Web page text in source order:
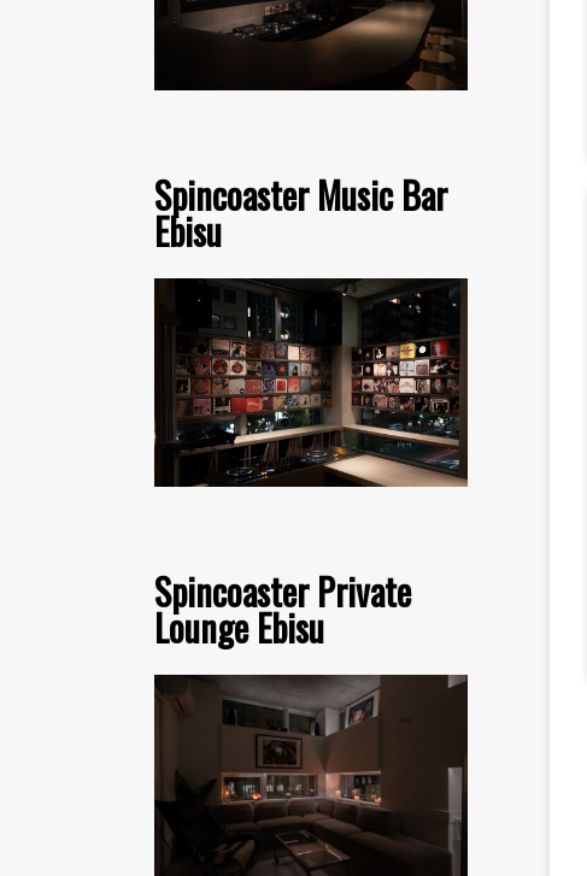
Spincoaster Music Bar
Ebisu
Spincoaster Private
Lounge Ebisu